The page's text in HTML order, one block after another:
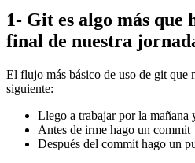
1- Git es algo más
final de nuestra
El flujo más básico de uso de git que
siguiente:
Llego a trabajar por la mañana
Antes de irme hago un commit
Después del commit hago un